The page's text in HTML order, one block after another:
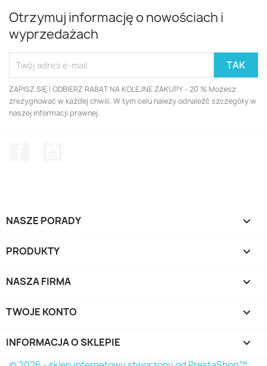
Otrzymuj informację o nowościach i
wyprzedażach
ZAPISZ SIĘ I ODBIERZ RABAT NA KOLEJNE ZAKUPY - 20 % Możesz
zrezygnować w każdej chwili. W tym celu należy odnaleźć szczegóły w
naszej informacji prawnej.
NASZE PORADY 
PRODUKTY 
NASZA FIRMA 
TWOJE KONTO 
INFORMACJA O SKLEPIE keyboard_arrow_down